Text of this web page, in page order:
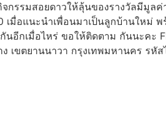
กรรมสอยดาวให้ลุ้นของรางวัลมีมู
เมื่อแนะนำเพื่อนมาเป็นลูกบ้านให
นอีกเมื่อไหร่ ขอให้ติดตาม กันนะคะ
เขตยานนาวา กรุงเทพมหานคร ร